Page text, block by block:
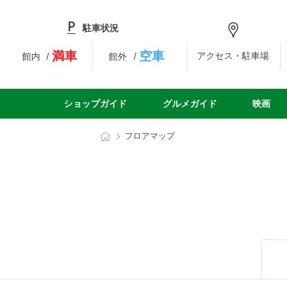
駐車状況
館内 満車 館外 空車 アクセス・駐車場
ショップガイド グルメガイド 映画
フロアマップ